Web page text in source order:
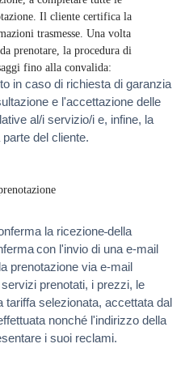
Il cliente certifica la
trasmesse. Una volta
prenotare, la procedura di
fino alla convalida:
in caso di richiesta di garanzia
e l'accettazione delle
al/i servizio/i e, infine, la
del cliente.
la ricezione della
con l'invio di una e-mail
prenotazione via e-mail
servizi prenotati, i prezzi, le
selezionata, accettata dal
nonché l'indirizzo della
i suoi reclami.